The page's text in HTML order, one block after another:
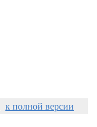
к полной версии